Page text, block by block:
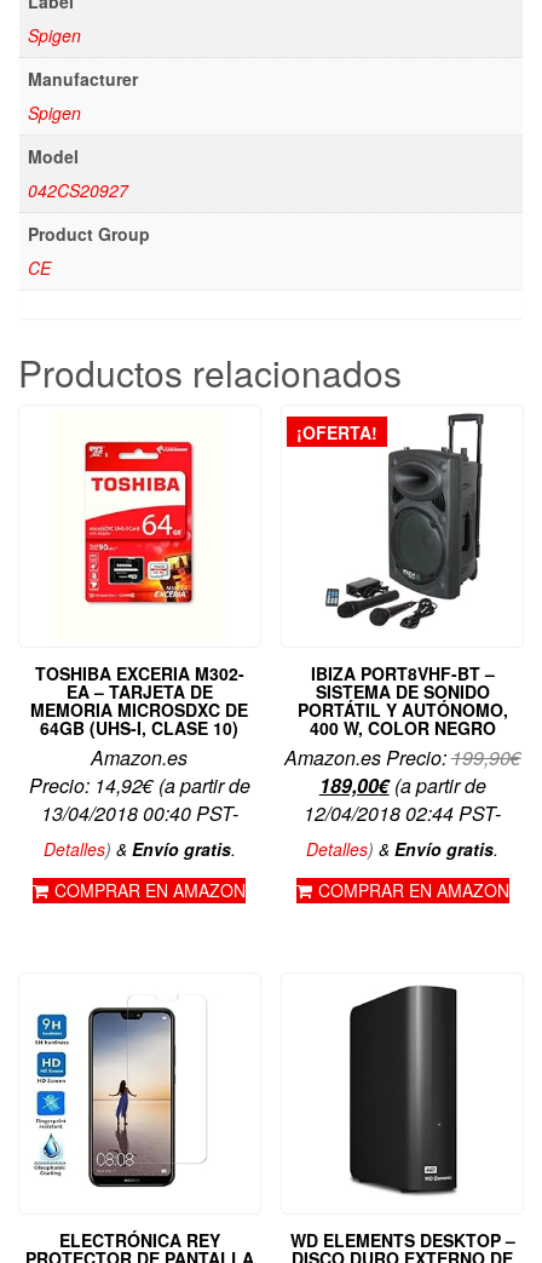
Spigen
Manufacturer
Spigen
Model
042CS20927
Product Group
CE
Productos relacionados
TOSHIBA EXCERIA M302-
EA – TARJETA DE
MEMORIA MICROSDXC DE
64GB (UHS-I, CLASE 10)
Amazon.es
Precio: 14,92€(a partir de
13/04/2018 00:40 PST-
Detalles) & Envío gratis.
COMPRAR EN AMAZON
¡OFERTA!
IBIZA PORT8VHF-BT –
SISTEMA DE SONIDO
PORTÁTIL Y AUTÓNOMO,
400 W, COLOR NEGRO
Amazon.es Precio:199,90€El
189,00€El
precio
actual
189,00€.
(a partir de
12/04/2018 02:44 PST-
Detalles)&Envío gratis.
COMPRAR EN AMAZON
ELECTRÓNICA REY WD ELEMENTS DESKTOP –